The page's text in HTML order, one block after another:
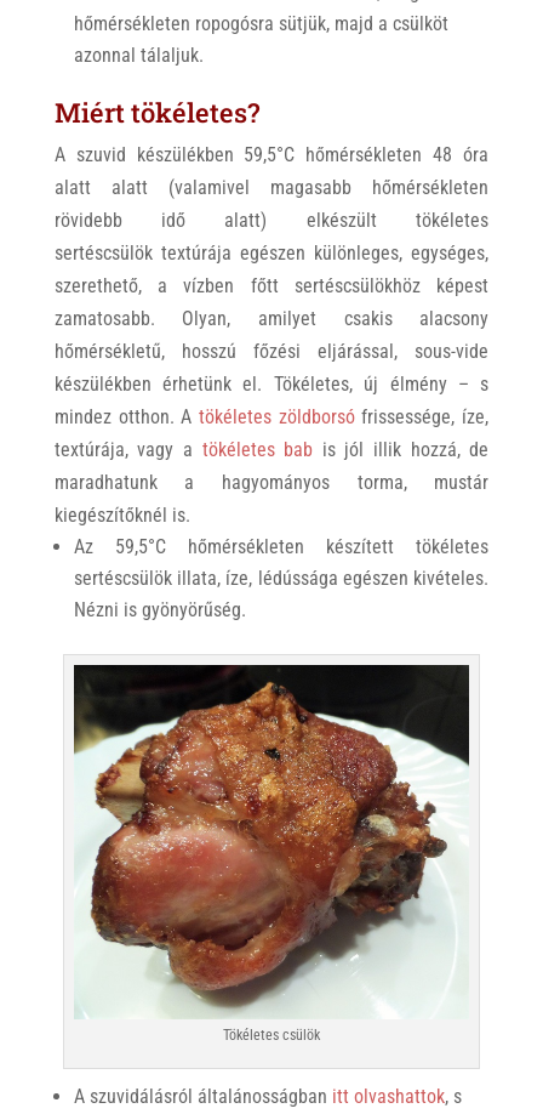
hőmérsékleten ropogósra sütjük, majd a csülköt
azonnal tálaljuk.
Miért tökéletes?
A szuvid készülékben 59,5°C hőmérsékleten 48 óra
alatt alatt (valamivel magasabb hőmérsékleten
rövidebb idő alatt) elkészült tökéletes
sertéscsülök textúrája egészen különleges, egységes,
szerethető, a vízben főtt sertéscsülökhöz képest
zamatosabb. Olyan, amilyet csakis alacsony
hőmérsékletű, hosszú főzési eljárással, sous-vide
készülékben érhetünk el. Tökéletes, új élmény – s
mindez otthon. A tökéletes zöldborsófrissessége, íze,
textúrája, vagy a tökéletes bab is jól illik hozzá, de
maradhatunk a hagyományos torma, mustár
kiegészítőknél is.
Az 59,5°C hőmérsékleten készített tökéletes
sertéscsülök illata, íze, lédússága egészen kivételes.
Nézni is gyönyörűség.
Tökéletes csülök
A szuvidálásról általánosságban itt olvashattok, s